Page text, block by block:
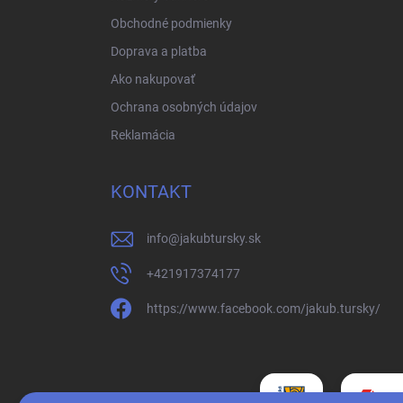
Obchodné podmienky
Doprava a platba
Ako nakupovať
Ochrana osobných údajov
Reklamácia
KONTAKT
info@jakubtursky.sk
+421917374177
https://www.facebook.com/jakub.tursky/